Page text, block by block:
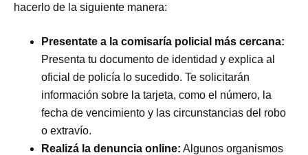
hacerlo de la siguiente manera:
Presentate a la comisaría policial más cercana:
Presenta tu documento de identidad y explica al
oficial de policía lo sucedido. Te solicitarán
información sobre la tarjeta, como el número, la
fecha de vencimiento y las circunstancias del robo
o extravío.
Realizá la denuncia online: Algunos organismos